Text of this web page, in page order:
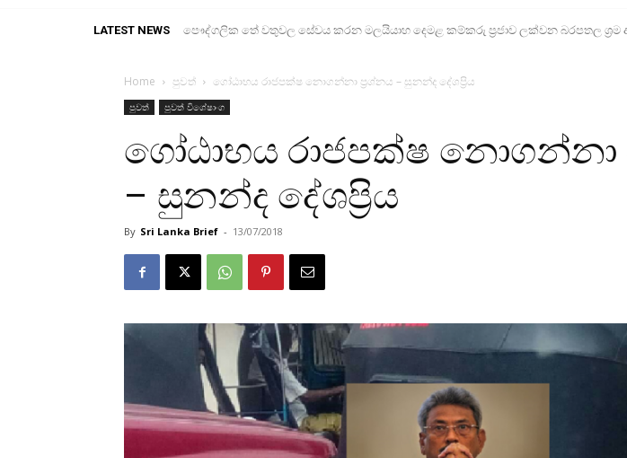
LATEST NEWS පෞද්ගලික තේ වතුවල සේවය කරන මලයියාහ දෙමළ කම්කරු ප්‍රජාව ලක්වන බරපතල
Home පුවත් ගෝඨාභය රාජපක්ෂ නොගන්නා ප්‍රශ්නය – සුනන්ද දේශප්‍රිය
පුවත් පුවත් විශේෂාංග
ගෝඨාභය රාජපක්ෂ නොගන්නා
– සුනන්ද දේශප්‍රිය
By Sri Lanka Brief - 13/07/2018